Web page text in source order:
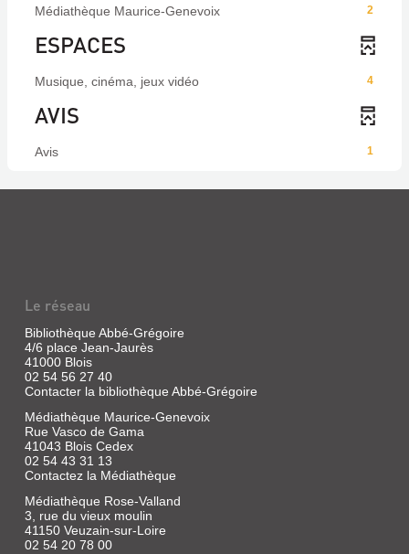
2
Médiathèque Maurice-Genevoix
ESPACES
4
Musique, cinéma, jeux vidéo
AVIS
1
Avis
Le réseau
Bibliothèque Abbé-Grégoire
4/6 place Jean-Jaurès
41000 Blois
02 54 56 27 40
Contacter la bibliothèque Abbé-Grégoire
Médiathèque Maurice-Genevoix
Rue Vasco de Gama
41043 Blois Cedex
02 54 43 31 13
Contactez la Médiathèque
Médiathèque Rose-Valland
3, rue du vieux moulin
41150 Veuzain-sur-Loire
02 54 20 78 00